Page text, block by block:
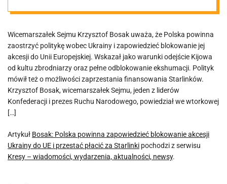
akcesji Ukrainy
do UE i przestać
płacić za
Starlinki
Wicemarszałek Sejmu Krzysztof Bosak uważa, że Polska powinna
zaostrzyć politykę wobec Ukrainy i zapowiedzieć blokowanie jej
akcesji do Unii Europejskiej. Wskazał jako warunki odejście Kijowa
od kultu zbrodniarzy oraz pełne odblokowanie ekshumacji. Polityk
mówił też o możliwości zaprzestania finansowania Starlinków.
Krzysztof Bosak, wicemarszałek Sejmu, jeden z liderów
Konfederacji i prezes Ruchu Narodowego, powiedział we wtorkowej
[…]
Artykuł Bosak: Polska powinna zapowiedzieć blokowanie akcesji
Ukrainy do UE i przestać płacić za Starlinki pochodzi z serwisu
Kresy – wiadomości, wydarzenia, aktualności, newsy.